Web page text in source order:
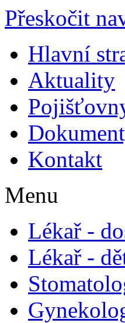
Přeskočit
Hlavní
Aktuality
Kontakt
Menu
Lékař -
Lékař -